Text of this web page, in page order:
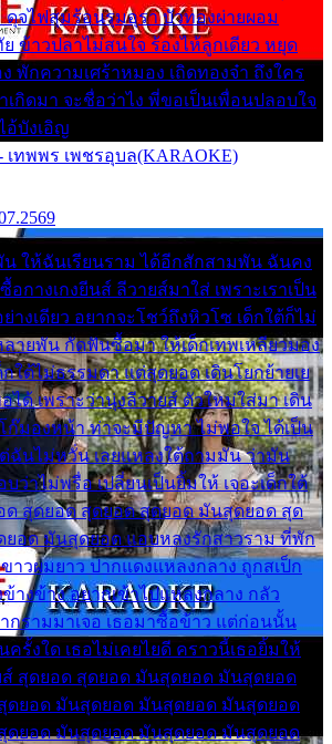
จไฟสุมร้อนรุมอุรา บัวทองผ่ายผอม
ข้าวปลาไม่สนใจ ร้องไห้ลูกเดียว หยุด
พักความเศร้าหมอง เถิดทองจ๋า ถึงใคร
เกิดมา จะชื่อว่าไง พี่ขอเป็นเพื่อนปลอบใจ
อ้บังเอิญ
เทพพร เพชรอุบล(KARAOKE)
น ให้ฉันเรียนราม ได้อีกสักสามพัน ฉันคง
อกางเกงยีนส์ ลีวายส์มาใส่ เพราะเราเป็น
างเดียว อยากจะโชว์ถึงหิวโซ เด็กใต้ก็ไม่
ายพัน กัดฟันซื้อมา ให้เด็กเทพเหลียวมอง
กใต้ไม่ธรรมดา แต่สุดยอด เดินโยกย้ายเย
ได้ เพราะว่านุ่งลีวายส์ ตัวใหม่ใส่มา เดิน
ก๊มองหน้า ท่าจะมีปัญหา ไม่พอใจ ได้เป็น
ฉันไม่หวั่น เลยแหลงใต้ถามมัน ว่ามัน
ว่าไม่พรื่อ เปลี่ยนเป็นยิ้มให้ เจอะเด็กใต้
ด สุดยอด สุดยอด สุดยอด มันสุดยอด สุด
ยอด มันสุดยอด แอบหลงรักสาวราม ที่พัก
ขาวผมยาว ปากแดงแหลงกลาง ถูกสเป็ก
ข้างข้าง อยากเข้าไปแหลงกลาง กลัว
กรามมาเจอ เธอมาซื้อข้าว แต่ก่อนนั้น
ครั้งใด เธอไม่เคยไยดี คราวนี้เธอยิ้มให้
ส์ สุดยอด สุดยอด มันสุดยอด มันสุดยอด
ดยอด มันสุดยอด มันสุดยอด มันสุดยอด
ดยอด มันสุดยอด มันสุดยอด มันสุดยอด